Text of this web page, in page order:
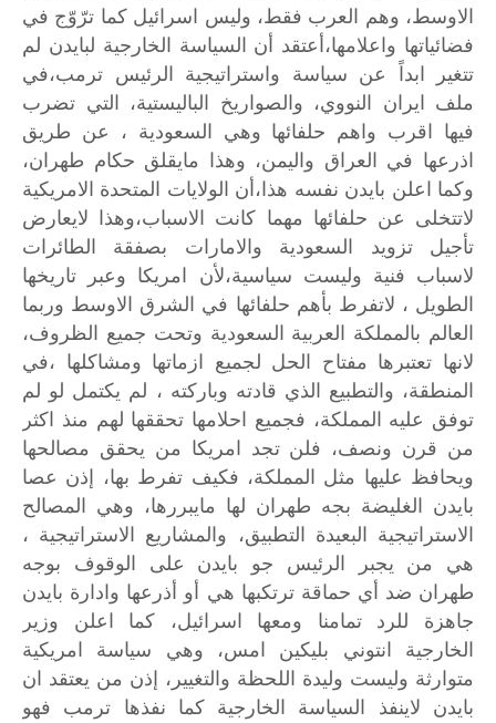
الاوسط، وهم العرب فقط، وليس اسرائيل كما ترّوّج في
فضائياتها واعلامها،أعتقد أن السياسة الخارجية لبايدن لم
تتغير
ابداً عن سياسة واستراتيجية الرئيس ترمب،في
ملف ايران النووي، والصواريخ الباليستية، التي تضرب
فيها
اقرب واهم حلفائها وهي السعودية ، عن طريق
اذرعها في العراق واليمن، وهذا مايقلق حكام طهران،
وكما اعلن بايدن نفسه هذا،أن الولايات المتحدة الامريكية
لاتتخلى عن حلفائها مهما كانت الاسباب،وهذا لايعارض
تأجيل
تزويد السعودية والامارات بصفقة
الطائرات
لاسباب فنية وليست سياسية،لأن امريكا وعبر
تاريخها
الطويل ، لاتفرط بأهم حلفائها في الشرق الاوسط وربما
العالم بالمملكة العربية السعودية وتحت جميع الظروف،
لانها تعتبرها مفتاح الحل لجميع ازماتها ومشاكلها ،في
المنطقة، والتطبيع الذي قادته وباركته ، لم يكتمل لو لم
توفق عليه المملكة، فجميع احلامها تحققها لهم منذ اكثر
من قرن ونصف، فلن تجد امريكا من يحقق مصالحها
ويحافظ عليها مثل المملكة، فكيف تفرط بها، إذن عصا
بايدن الغليضة بجه طهران لها مايبررها، وهي المصالح
الاستراتيجية البعيدة التطبيق، والمشاريع الاستراتيجية ،
هي
من يجبر الرئيس جو بايدن على الوقوف
بوجه
طهران ضد أي حماقة ترتكبها هي أو أذرعها وادارة بايدن
جاهزة
للرد تمامنا ومعها اسرائيل، كما اعلن
وزير
الخارجية
انتوني بليكين امس، وهي سياسة
امريكية
متوارثة وليست وليدة اللحظة والتغيير، إذن من يعتقد ان
بايدن
لاينفذ السياسة الخارجية كما نفذها ترمب
فهو